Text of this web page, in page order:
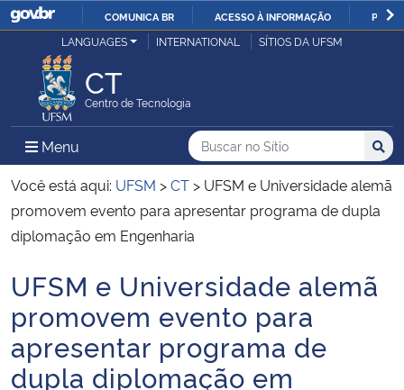
IR
COMUNICA BR ACESSO À INFORMAÇÃO
Ministério da Justiça e Segurança Pública
Ministério da Defesa
Ministério das Relações Exteriores
Ministério da Economia
Ministério da Infraestrutura
Ministério da Agricultura, Pecuária e Abastecimento
Ministério da Educação
LANGUAGES INTERNATIONAL SÍTIOS DA UFSM
CT
Centro de Tecnologia
Menu Menu Principal do Sítio
Busca
Buscar no no Sítio
Busca:
Você está aqui: UFSM >CT > UFSM e Universidade alemã
promovem evento para apresentar programa de dupla
diplomação em Engenharia
Início do conteúdo
UFSM e Universidade alemã
promovem evento para
apresentar programa de
dupla diplomação em